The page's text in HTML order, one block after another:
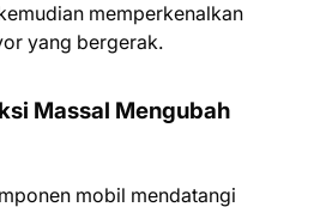
memperkenalkan
yang bergerak.
Massal Mengubah
mobil mendatangi